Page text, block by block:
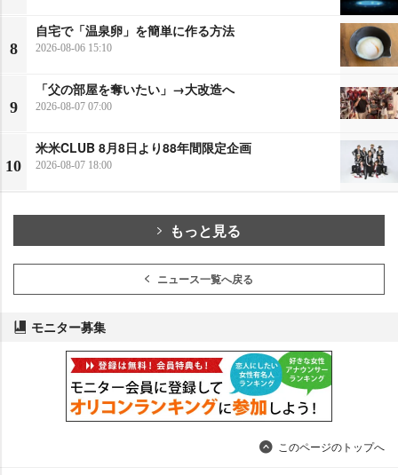
8
自宅で「温泉卵」を簡単に作る方法
2026-08-06 15:10
9
「父の部屋を奪いたい」→大改造へ
2026-08-07 07:00
10
米米CLUB 8月8日より88年間限定企画
2026-08-07 18:00
もっと見る
ニュース一覧へ戻る
モニター募集
このページのトップへ